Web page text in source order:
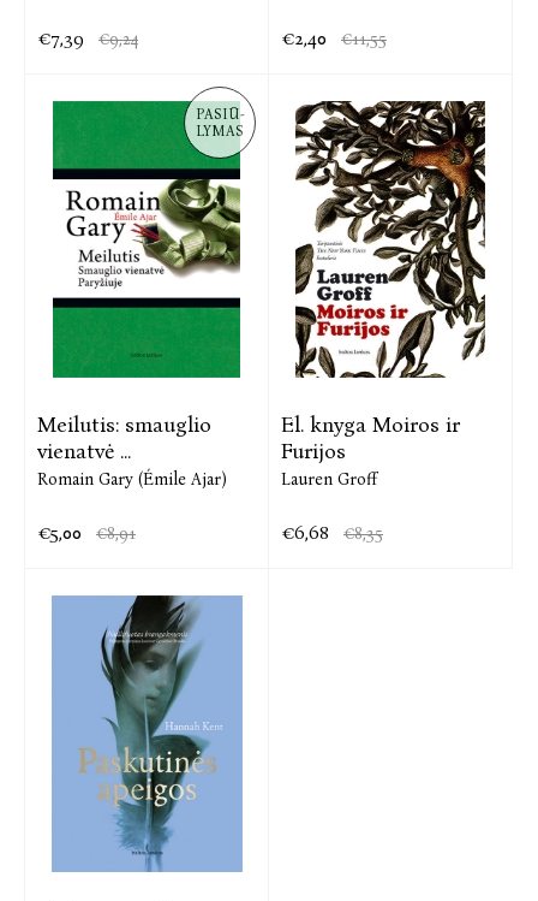
€7,39 €9,24 €2,40 €11,55
PASIŪ-
LYMAS
Meilutis: smauglio
vienatvė ...
Romain Gary (Émile Ajar)
€5,00 €8,91
El. knyga Moiros ir
Furijos
Lauren Groff
€6,68 €8,35